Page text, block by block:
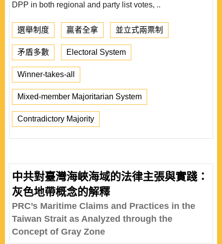
DPP in both regional and party list votes, ..
選舉制度 贏者全拿 並立式兩票制
矛盾多數 Electoral System
Winner-takes-all
Mixed-member Majoritarian System
Contradictory Majority
中共對臺灣海峽海域的法律主張與實踐：
灰色地帶概念的解釋
PRC’s Maritime Claims and Practices in the
Taiwan Strait as Analyzed through the
Concept of Gray Zone